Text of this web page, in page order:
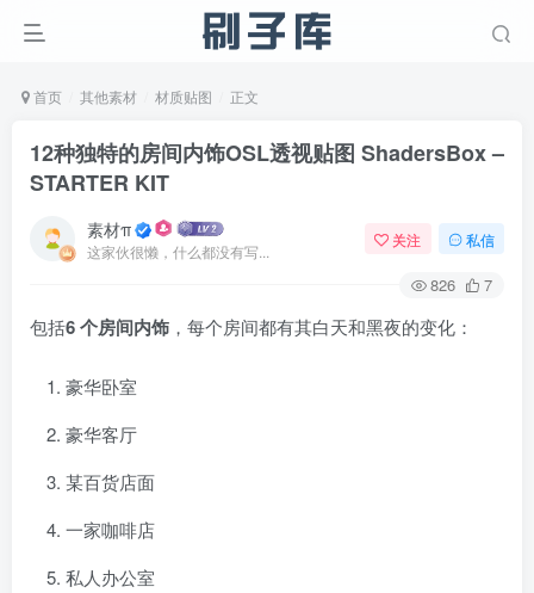
首页 其他素材 材质贴图 正文
12种独特的房间内饰OSL透视贴图 ShadersBox –
STARTER KIT
素材π
这家伙很懒，什么都没有写...
关注 私信
826 7
包括6 个房间内饰 ，每个房间都有其白天和黑夜的变化：
豪华卧室
豪华客厅
某百货店面
一家咖啡店
私人办公室